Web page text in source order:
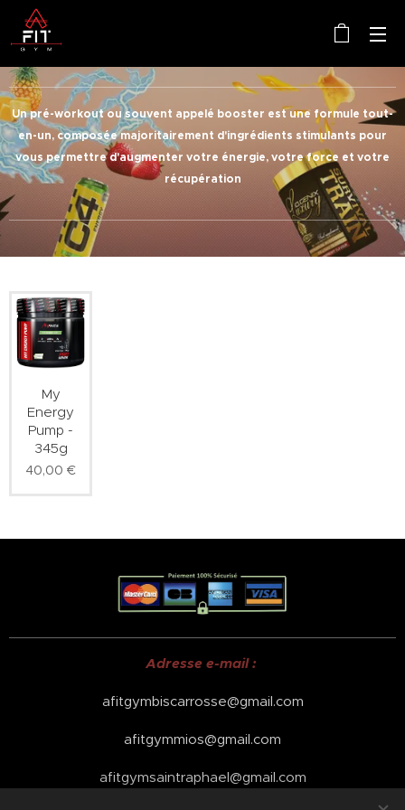
Un pré-workout ou souvent appelé booster est une formule tout-
en-un, composée majoritairement d'ingrédients stimulants pour
vous permettre d'augmenter votre énergie, votre force et votre
récupération
My
Energy
Pump -
345g
40,00 €
Adresse e-mail :
afitgymbiscarrosse@gmail.com
afitgymmios@gmail.com
afitgymsaintraphael@gmail.com